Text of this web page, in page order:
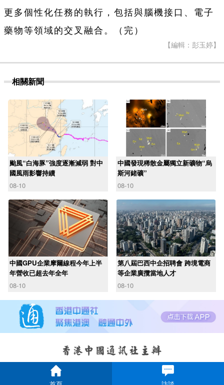
更多個性化任務的執行，包括與腦機接口、電子
藥物等領域的交叉融合。（完）
【編輯：彭玉婷】
相關新聞
颱風“白海豚”強度逐漸減弱 對中
國風雨影響持續
08-10
中國發現稀散金屬獨立新礦物“烏
斯河鍺礦”
08-10
中國GPU企業摩爾線程今年上半
年營收已超去年全年
08-10
第八屆巴西中企招聘會 跨境電商
等企業廣攬當地人才
08-10